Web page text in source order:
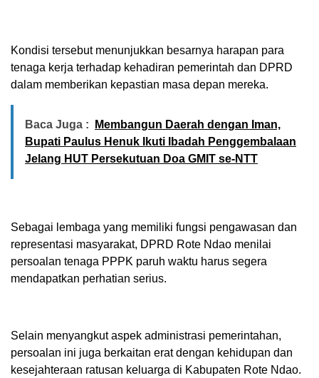
Kondisi tersebut menunjukkan besarnya harapan para
tenaga kerja terhadap kehadiran pemerintah dan DPRD
dalam memberikan kepastian masa depan mereka.
Baca Juga :
Membangun Daerah dengan Iman,
Bupati Paulus Henuk Ikuti Ibadah Penggembalaan
Jelang HUT Persekutuan Doa GMIT se-NTT
Sebagai lembaga yang memiliki fungsi pengawasan dan
representasi masyarakat, DPRD Rote Ndao menilai
persoalan tenaga PPPK paruh waktu harus segera
mendapatkan perhatian serius.
Selain menyangkut aspek administrasi pemerintahan,
persoalan ini juga berkaitan erat dengan kehidupan dan
kesejahteraan ratusan keluarga di Kabupaten Rote Ndao.